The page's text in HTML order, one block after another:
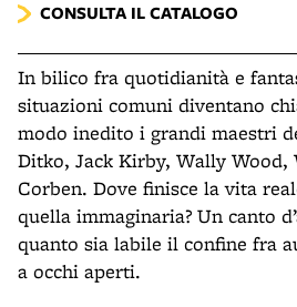
CONSULTA IL CATALOGO
In bilico fra quotidianità e
situazioni comuni diventano
modo inedito i grandi maestri
Ditko, Jack Kirby, Wally Wood,
Corben. Dove finisce la vita
quella immaginaria? Un canto
quanto sia labile il confine fra
a occhi aperti.